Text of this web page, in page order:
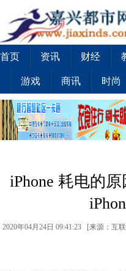
首页 资讯 财经
游戏 商讯 时尚
iPhone 耗电的
2020年04月24日 09:41:23 [来源：互